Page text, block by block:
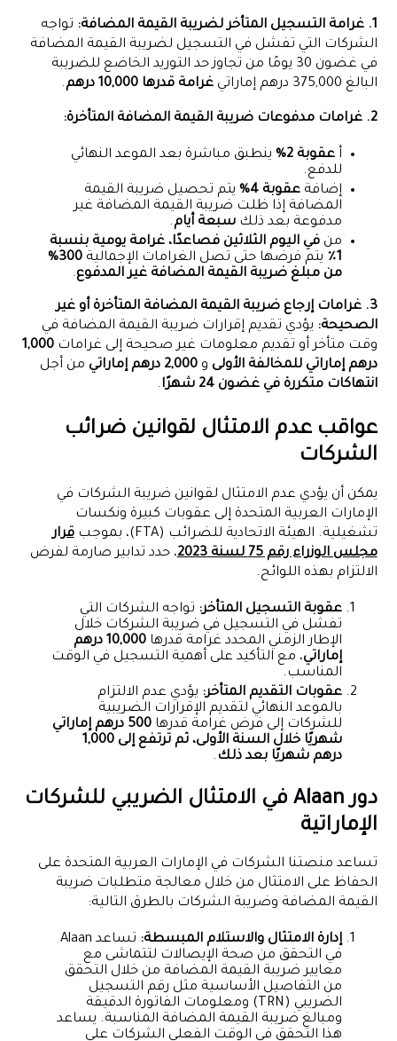
1. غرامة التسجيل المتأخر لضريبة القيمة المضافة:
تواجه
الشركات التي تفشل في التسجيل لضريبة القيمة المضافة
في غضون 30 يومًا من تجاوز حد التوريد الخاضع للضريبة
البالغ 375,000 درهم إماراتي
غرامة قدرها 10,000 درهم .
2. غرامات مدفوعات ضريبة القيمة المضافة المتأخرة:
أعقوبة 2%
ينطبق مباشرة بعد الموعد النهائي
للدفع.
إضافةعقوبة 4%
يتم تحصيل ضريبة القيمة
المضافة إذا ظلت ضريبة القيمة المضافة غير
مدفوعة بعد ذلك سبعة أيام.
منفي اليوم الثلاثين فصاعدًا، غرامة يومية بنسبة
1٪
يتم فرضها حتى تصل الغرامات الإجمالية
300%
من مبلغ ضريبة القيمة المضافة غير المدفوع.
3. غرامات إرجاع ضريبة القيمة المضافة المتأخرة أو غير
الصحيحة: يؤدي تقديم إقرارات ضريبة القيمة المضافة في
وقت متأخر أو تقديم معلومات غير صحيحة إلى غرامات1,000
درهم إماراتي للمخالفة الأولى و2,000 درهم إماراتي
من أجل
انتهاكات متكررة في غضون 24 شهرًا
.
عواقب عدم الامتثال لقوانين ضرائب
الشركات
يمكن أن يؤدي عدم الامتثال لقوانين ضريبة الشركات في
الإمارات العربية المتحدة إلى عقوبات كبيرة ونكسات
تشغيلية. الهيئة الاتحادية للضرائب (FTA)، بموجب
قرار
مجلس الوزراء رقم 75 لسنة 2023
، حدد تدابير صارمة لفرض
الالتزام بهذه اللوائح.
عقوبة التسجيل المتأخر: تواجه الشركات التي
تفشل في التسجيل في ضريبة الشركات خلال
الإطار الزمني المحدد غرامة قدرها
10,000 درهم
إماراتي، مع التأكيد على أهمية التسجيل في الوقت
المناسب.
عقوبات التقديم المتأخر: يؤدي عدم الالتزام
بالموعد النهائي لتقديم الإقرارات الضريبية
للشركات إلى فرض غرامة قدرها
500 درهم إماراتي
شهريًا خلال السنة الأولى، ثم ترتفع إلى 1,000
درهم شهريًا بعد ذلك.
دور Alaan في الامتثال الضريبي للشركات
الإماراتية
تساعد منصتنا الشركات في الإمارات العربية المتحدة على
الحفاظ على الامتثال من خلال معالجة متطلبات ضريبة
القيمة المضافة وضريبة الشركات بالطرق التالية:
إدارة الامتثال والاستلام المبسطة:
تساعد Alaan
في التحقق من صحة الإيصالات لتتماشى مع
معايير ضريبة القيمة المضافة من خلال التحقق
من التفاصيل الأساسية مثل رقم التسجيل
الضريبي (TRN) ومعلومات الفاتورة الدقيقة
ومبالغ ضريبة القيمة المضافة المناسبة. يساعد
هذا التحقق في الوقت الفعلي الشركات على